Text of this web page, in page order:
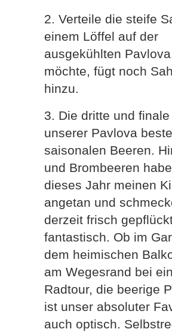
2. Verteile die steife
einem Löffel auf der
ausgekühlten
möchte, fügt noch
hinzu.
3. Die dritte und
unserer Pavlova
saisonalen Beeren.
und Brombeeren
dieses Jahr meinen
angetan und
derzeit frisch
fantastisch. Ob im
dem heimischen
am Wegesrand bei
Radtour, die beerige
ist unser absoluter
auch optisch.